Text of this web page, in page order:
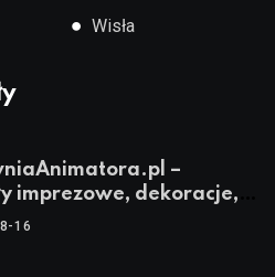
● Wisła
–
imprezowe, dekoracje,
dla animatorów
16